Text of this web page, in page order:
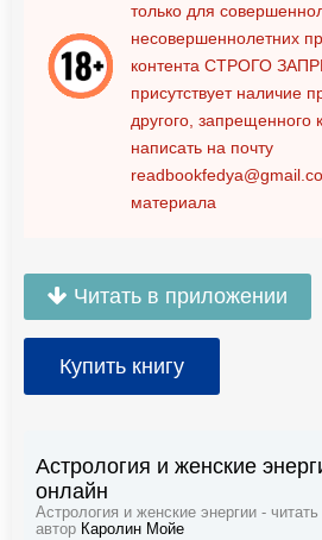
только для
несовершеннолетних
контента СТРОГО
присутствует наличие
другого, запрещенного
написать на почту
материала
Читать в приложении
Купить книгу
Астрология и женские
онлайн
Астрология и женские энергии -
автор Каролин Мойе